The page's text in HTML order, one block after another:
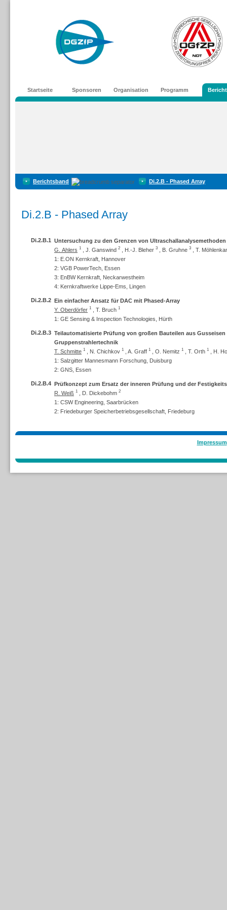
Startseite Sponsoren Organisation Programm
Berichtsband Di.2.B - Phased Array
Di.2.B - Phased Array
Di.2.B.1 Untersuchung zu den Grenzen von
G. Ahlers 1 J. Ganswind 2 H.-J. Bleher 3 B. Gruhne 3
T.
1: E.ON Kernkraft, Hannover
2: VGB PowerTech, Essen
3: EnBW Kernkraft, Neckarwestheim
4: Kernkraftwerke Lippe-Ems, Lingen
Di.2.B.2 Ein einfacher Ansatz für DAC mit Phased-Array
Y. Oberdörfer 1 T. Bruch 1
1: GE Sensing & Inspection Technologies, Hürth
Di.2.B.3 Teilautomatisierte Prüfung von großen Bauteilen aus
Gruppenstrahlertechnik
T. Schmitte 1 N. Chichkov 1 A. Graff 1 O. Nemitz 1 T. Orth 1
H.
1: Salzgitter Mannesmann Forschung, Duisburg
2: GNS, Essen
Di.2.B.4 Prüfkonzept zum Ersatz der inneren Prüfung und der
R. Weiß 1 D. Dickebohm 2
1: CSW Engineering, Saarbrücken
2: Friedeburger Speicherbetriebsgesellschaft, Friedeburg
Impressum